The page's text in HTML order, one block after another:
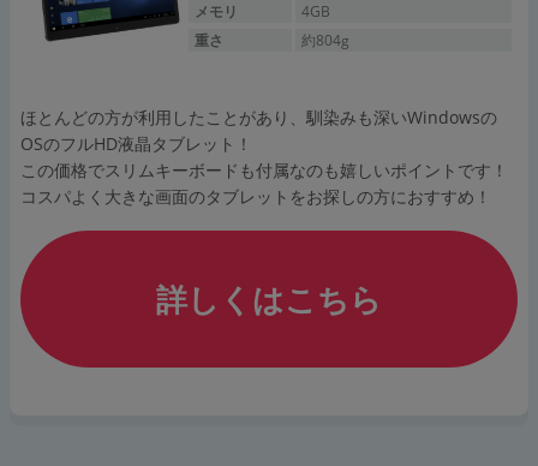
メモリ
4GB
重さ
約804g
ほとんどの方が利用したことがあり、馴染みも深いWindowsの
OSのフルHD液晶タブレット！
この価格でスリムキーボードも付属なのも嬉しいポイントです！
コスパよく大きな画面のタブレットをお探しの方におすすめ！
詳しくはこちら